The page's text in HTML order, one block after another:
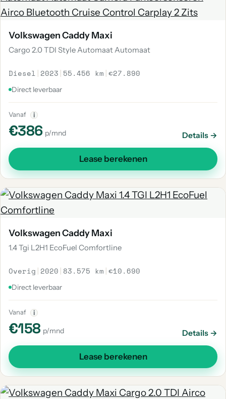
Volkswagen Caddy Maxi
Cargo 2.0 TDI Style Automaat Automaat
Diesel | 2023 | 55.456 km |€27.890
Direct leverbaar
Vanaf i
€386 p/mnd Details →
Lease berekenen
Volkswagen Caddy Maxi
1.4 Tgi L2H1 EcoFuel Comfortline
Overig | 2020 | 83.575 km |€10.690
Direct leverbaar
Vanaf i
€158 p/mnd Details →
Lease berekenen